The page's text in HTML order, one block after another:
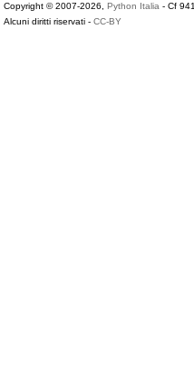
Copyright © 2007-2026, Python Italia- Cf
Alcuni diritti riservati - CC-BY